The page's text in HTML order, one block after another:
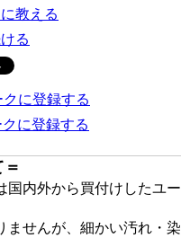
教える
る
に登録する
に登録する
国内外から買付けしたユー
ませんが、細かい汚れ・染